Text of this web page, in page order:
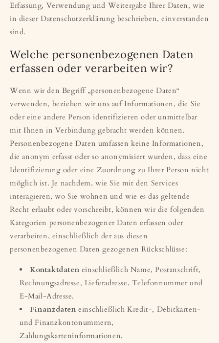
Erfassung, Verwendung und Weitergabe Ihrer Daten, wie
in dieser Datenschutzerklärung beschrieben, einverstanden
sind.
Welche personenbezogenen Daten
erfassen oder verarbeiten wir?
Wenn wir den Begriff „personenbezogene Daten“
verwenden, beziehen wir uns auf Informationen, die Sie
oder eine andere Person identifizieren oder unmittelbar
mit Ihnen in Verbindung gebracht werden können.
Personenbezogene Daten umfassen keine Informationen,
die anonym erfasst oder so anonymisiert wurden, dass eine
Identifizierung oder eine Zuordnung zu Ihrer Person nicht
möglich ist. Je nachdem, wie Sie mit den Services
interagieren, wo Sie wohnen und wie es das geltende
Recht erlaubt oder vorschreibt, können wir die folgenden
Kategorien personenbezogener Daten erfassen oder
verarbeiten, einschließlich der aus diesen
personenbezogenen Daten gezogenen Rückschlüsse:
Kontaktdaten einschließlich Name, Postanschrift,
Rechnungsadresse, Lieferadresse, Telefonnummer und
E-Mail-Adresse.
Finanzdaten einschließlich Kredit-, Debitkarten-
und Finanzkontonummern,
Zahlungskarteninformationen,